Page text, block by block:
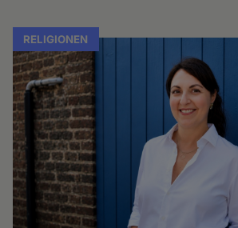
RELIGIONEN